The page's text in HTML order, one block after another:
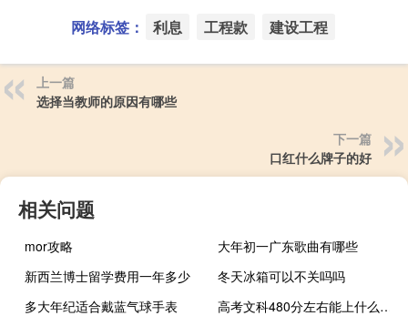
网络标签： 利息 工程款 建设工程
上一篇
选择当教师的原因有哪些
下一篇
口红什么牌子的好
相关问题
mor攻略
大年初一广东歌曲有哪些
新西兰博士留学费用一年多少
冬天冰箱可以不关吗吗
多大年纪适合戴蓝气球手表
高考文科480分左右能上什么好的大学